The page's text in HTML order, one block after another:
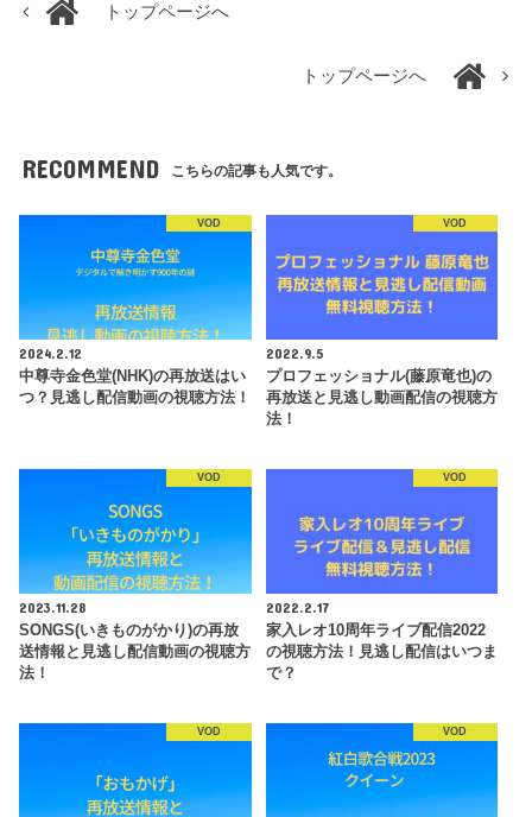
トップページへ
トップページへ
RECOMMEND こちらの記事も人気です。
VOD
2024.2.12
中尊寺金色堂(NHK)の再放送はい
つ？見逃し配信動画の視聴方法！
VOD
2022.9.5
プロフェッショナル(藤原竜也)の
再放送と見逃し動画配信の視聴方
法！
VOD
2023.11.28
SONGS(いきものがかり)の再放
送情報と見逃し配信動画の視聴方
法！
VOD
2022.2.17
家入レオ10周年ライブ配信2022
の視聴方法！見逃し配信はいつま
で？
VOD VOD